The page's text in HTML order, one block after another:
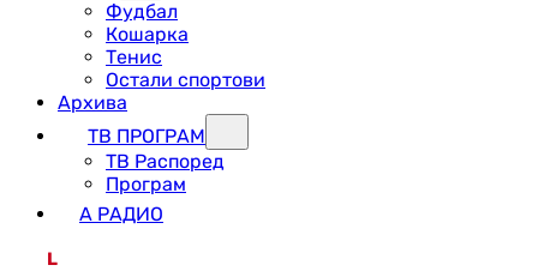
Фудбал
Кошарка
Тенис
Остали спортови
Архива
ТВ ПРОГРАМ
ТВ Распоред
Програм
А РАДИО
L